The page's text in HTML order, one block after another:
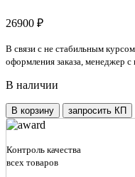
26900 ₽
В связи с не стабильным
оформления заказа, менеджер с
В наличии
Количество
товара
Редуктор
ЭД403-
06.50.000
В корзину запросить КП
Контроль качества
всех товаров